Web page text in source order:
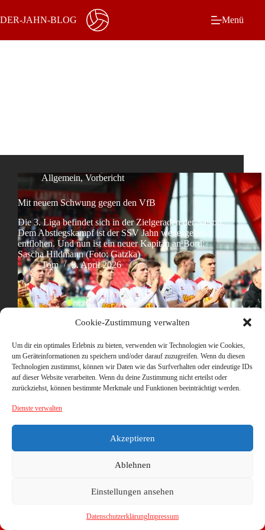
Cookie-Zustimmung verwalten
Um dir ein optimales Erlebnis zu bieten, verwenden wir Technologien wie Cookies,
um Geräteinformationen zu speichern und/oder darauf zuzugreifen. Wenn du diesen
Technologien zustimmst, können wir Daten wie das Surfverhalten oder eindeutige IDs
auf dieser Website verarbeiten. Wenn du deine Zustimmung nicht erteilst oder
zurückziehst, können bestimmte Merkmale und Funktionen beeinträchtigt werden.
Dienste verwalten
Akzeptieren
Ablehnen
Einstellungen ansehen
DatenschutzerklärungImpressum
Inhalt
springen
DER-JAHN-BLOG Menü
Allgemein,Vorbericht
Mit neuem Schwung gegen den VfB
Die 3. Liga befindet sich in der Zielgeraden der Saison.
Dem Abstiegskampf ist der SSV Jahn weitesgehend
entflohen. Und nun ist ein neuer Kapitän an Bord:
Sascha Hildmann (Foto: Gatzka)
Tom
3. April 2026